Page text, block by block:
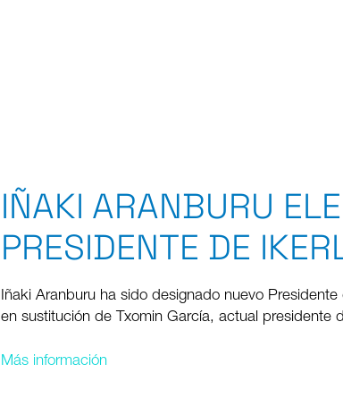
IÑAKI ARANBURU
PRESIDENTE DE
Iñaki Aranburu ha sido designado nuevo
en sustitución de Txomin García, actual presidente
Más información